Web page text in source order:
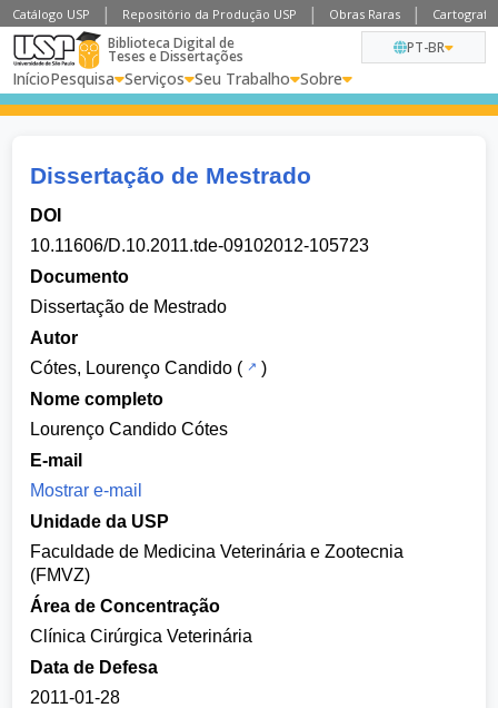
Catálogo USP Repositório da Produção USP Obras Raras
Biblioteca Digital de
Teses e Dissertações
InícioPesquisa Serviços Seu Trabalho Sobre
PT-BR
Dissertação de Mestrado
DOI
10.11606/D.10.2011.tde-09102012-105723
Documento
Dissertação de Mestrado
Autor
Cótes, Lourenço Candido (
)
Nome completo
Lourenço Candido Cótes
E-mail
Mostrar e-mail
Unidade da USP
Faculdade de Medicina Veterinária e Zootecnia
(FMVZ)
Área de Concentração
Clínica Cirúrgica Veterinária
Data de Defesa
2011-01-28